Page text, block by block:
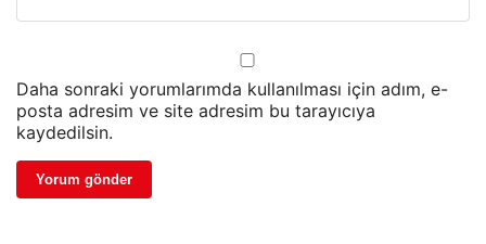
Daha sonraki yorumlarımda kullanılması için adım, e-
posta adresim ve site adresim bu tarayıcıya
kaydedilsin.